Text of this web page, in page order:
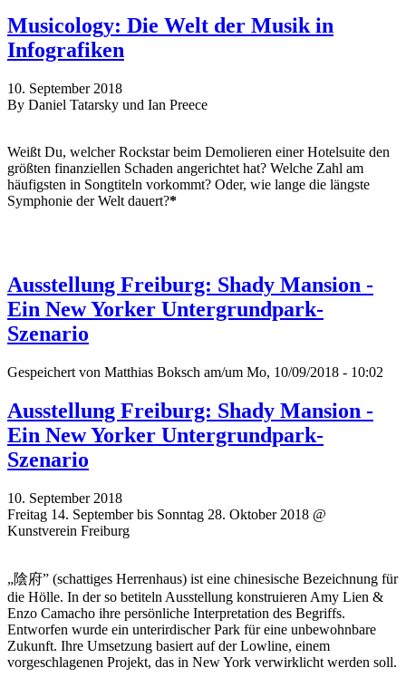
Musicology: Die Welt der Musik in
Infografiken
10. September 2018
By Daniel Tatarsky und Ian Preece
Weißt Du, welcher Rockstar beim Demolieren einer Hotelsuite den
größten finanziellen Schaden angerichtet hat? Welche Zahl am
häufigsten in Songtiteln vorkommt? Oder, wie lange die längste
Symphonie der Welt dauert?*
Ausstellung Freiburg: Shady Mansion -
Ein New Yorker Untergrundpark-
Szenario
Gespeichert von Matthias Boksch am/um Mo, 10/09/2018 - 10:02
Ausstellung Freiburg: Shady Mansion -
Ein New Yorker Untergrundpark-
Szenario
10. September 2018
Freitag 14. September bis Sonntag 28. Oktober 2018 @
Kunstverein Freiburg
„陰府” (schattiges Herrenhaus) ist eine chinesische Bezeichnung für
die Hölle. In der so betiteln Ausstellung konstruieren Amy Lien &
Enzo Camacho ihre persönliche Interpretation des Begriffs.
Entworfen wurde ein unterirdischer Park für eine unbewohnbare
Zukunft. Ihre Umsetzung basiert auf der Lowline, einem
vorgeschlagenen Projekt, das in New York verwirklicht werden soll.